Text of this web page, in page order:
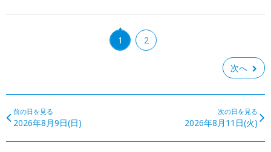
1 2
次へ
前の日を見る
2026年8月9日(日)
次の日を見る
2026年8月11日(火)